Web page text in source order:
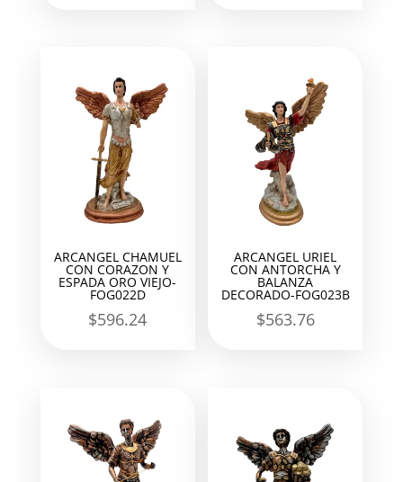
ARCANGEL CHAMUEL
CON CORAZON Y
ESPADA ORO VIEJO-
FOG022D
$596.24
ARCANGEL URIEL
CON ANTORCHA Y
BALANZA
DECORADO-FOG023B
$563.76